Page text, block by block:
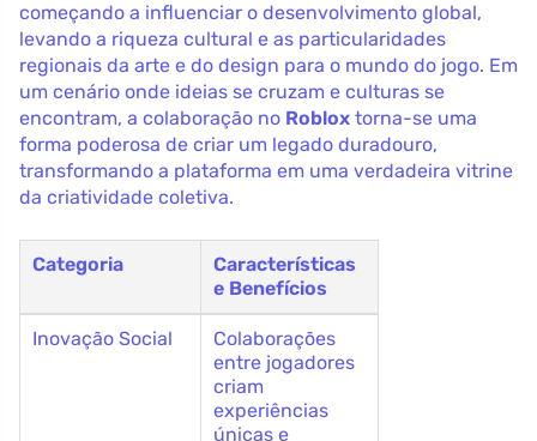
começando a influenciar o desenvolvimento global,
levando a riqueza cultural e as particularidades
regionais da arte e do design para o mundo do jogo. Em
um cenário onde ideias se cruzam e culturas se
encontram, a colaboração no Roblox torna-se uma
forma poderosa de criar um legado duradouro,
transformando a plataforma em uma verdadeira vitrine
da criatividade coletiva.
Categoria
Características
e Benefícios
Inovação Social
Colaborações
entre jogadores
criam
experiências
únicas e